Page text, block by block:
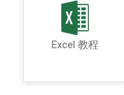
Excel 教程